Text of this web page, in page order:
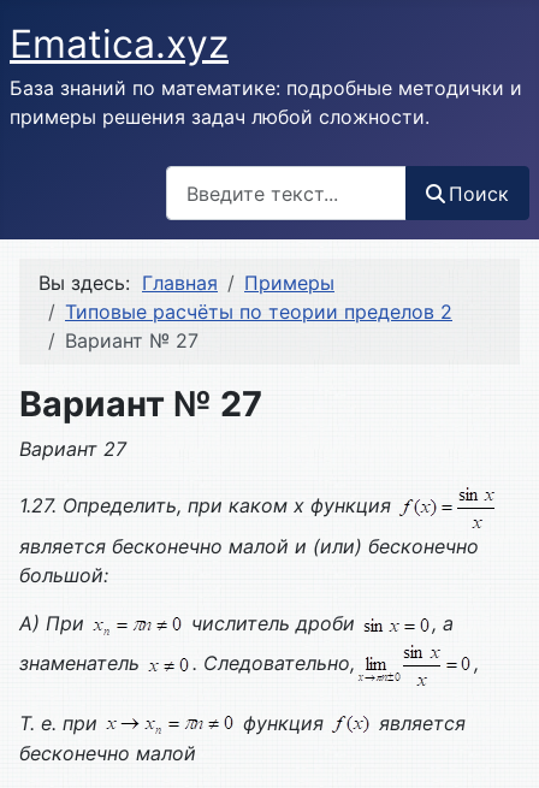
Ematica.xyz
База знаний по математике: подробные методички и
примеры решения задач любой сложности.
Поиск
Вы здесь: Главная
Примеры
Типовые расчёты по теории пределов 2
Вариант № 27
Вариант № 27
Вариант 27
1.27. Определить, при каком х функция
является бесконечно малой и (или) бесконечно
большой:
А) При
числитель дроби
, а
знаменатель
. Следовательно, ,
Т. е. при функция
является
бесконечно малой